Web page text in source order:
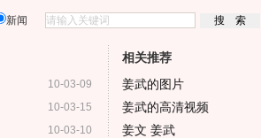
新闻
10-03-09
10-03-15
10-03-10
相关推荐
姜武的图片
姜武的高清视频
姜文 姜武